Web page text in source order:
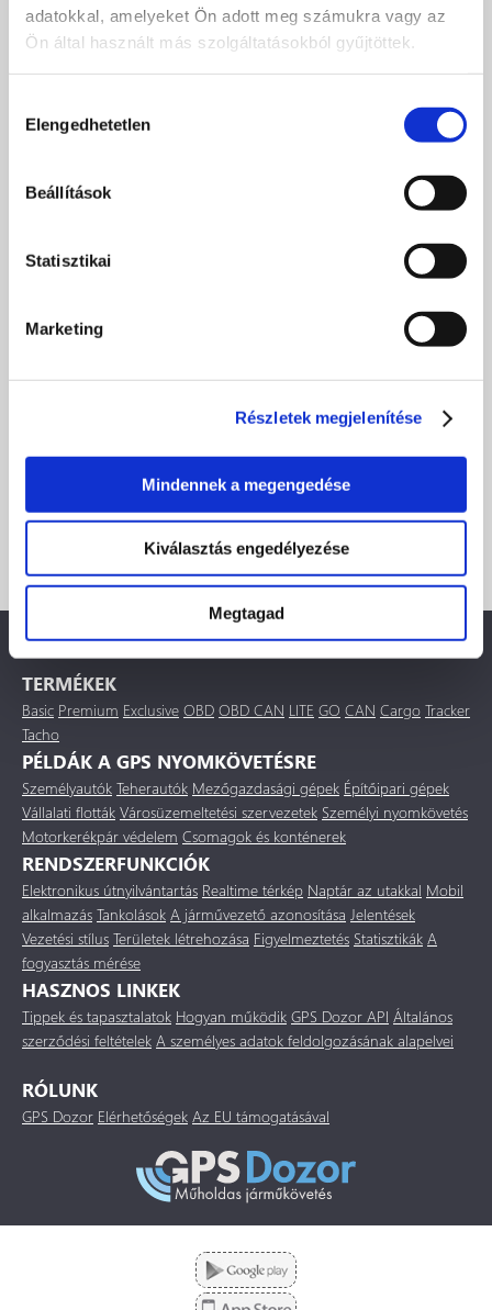
adatokkal, amelyeket Ön adott meg számukra vagy az
Ön által használt más szolgáltatásokból gyűjtöttek.
kiválasztása
Elengedhetetlen
Beállítások
Statisztikai
Marketing
Részletek megjelenítése
Mindennek a megengedése
Kiválasztás engedélyezése
Megtagad
Név
Telefon
Ajánlatot szeretnék készíteni egy vállalat számára
TERMÉKEK
Basic Premium Exclusive OBD OBD CAN LITE GO CAN Cargo Tracker
Tacho
PÉLDÁK A GPS NYOMKÖVETÉSRE
Személyautók Teherautók Mezőgazdasági gépek Építőipari gépek
Vállalati flották Városüzemeltetési szervezetek Személyi nyomkövetés
Motorkerékpár védelem Csomagok és konténerek
RENDSZERFUNKCIÓK
Elektronikus útnyilvántartás Realtime térkép Naptár az utakkal Mobil
alkalmazás Tankolások A járművezető azonosítása Jelentések
Vezetési stílus Területek létrehozása Figyelmeztetés Statisztikák A
fogyasztás mérése
HASZNOS LINKEK
Tippek és tapasztalatok Hogyan működik GPS Dozor API Általános
szerződési feltételek A személyes adatok feldolgozásának alapelvei
RÓLUNK
GPS Dozor Elérhetőségek Az EU támogatásával